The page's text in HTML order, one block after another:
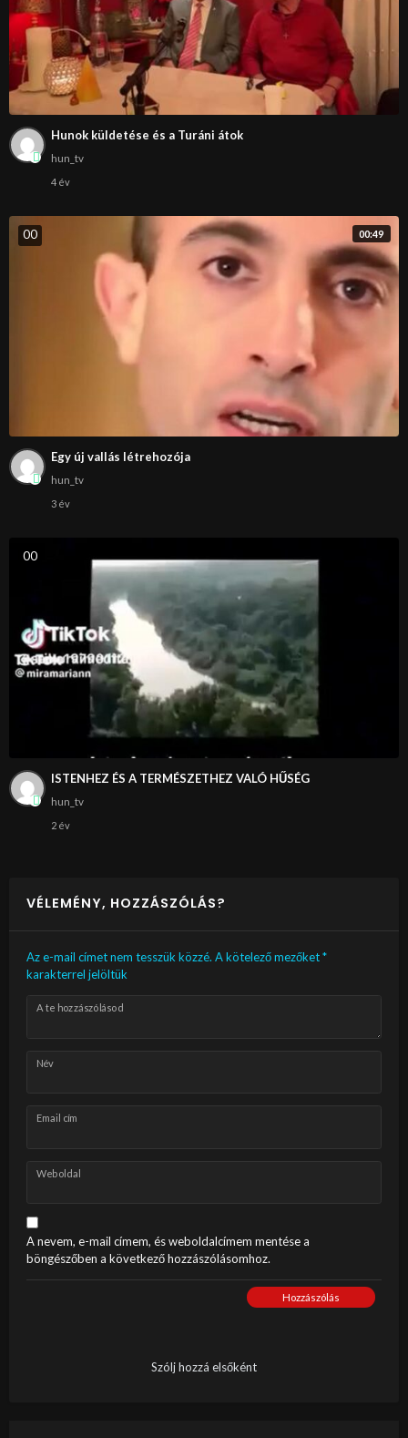
Hunok küldetése és a Turáni átok
hun_tv
4 év
00:49
00
Egy új vallás létrehozója
hun_tv
3 év
00
ISTENHEZ ÉS A TERMÉSZETHEZ VALÓ HŰSÉG
hun_tv
2 év
VÉLEMÉNY, HOZZÁSZÓLÁS?
Az e-mail címet nem tesszük közzé. A kötelező mezőket*
karakterrel jelöltük
A te hozzászólásod
Név
Email cím
Weboldal
A nevem, e-mail címem, és weboldalcímem mentése a
böngészőben a következő hozzászólásomhoz.
Hozzászólás
Szólj hozzá elsőként